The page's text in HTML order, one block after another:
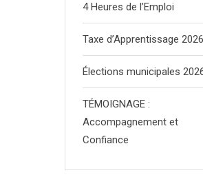
4 Heures de l’Emploi
Taxe d’Apprentissage 2026
Élections municipales
TÉMOIGNAGE :
Accompagnement et
Confiance